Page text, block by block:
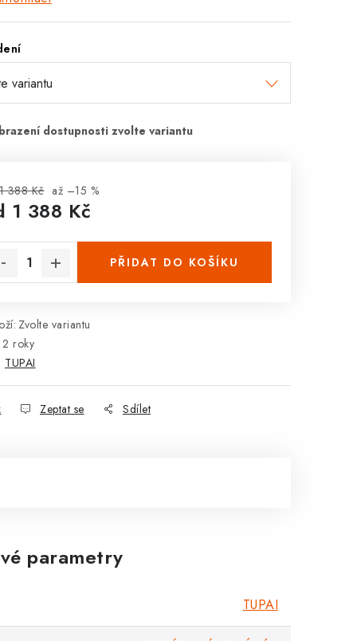
388 Kč až –15 %
1 388 Kč
PŘIDAT DO KOŠÍKU
Zvolte variantu
2 roky
TUPAI
Zeptat se Sdílet
parametry
TUPAI